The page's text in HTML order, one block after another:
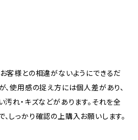
客様との相違がないようにできるだ
、使用感の捉え方には個人差があり、
れ・キズなどがあります。それを全
しっかり確認の上購入お願いします。